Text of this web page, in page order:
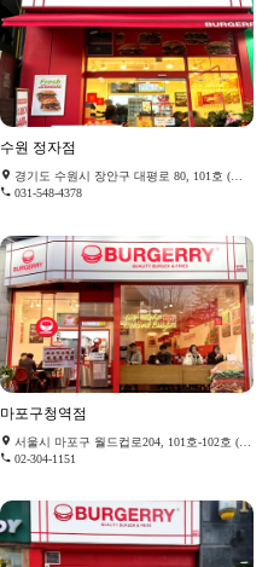
수원 정자점
경기도 수원시 장안구 대평로 80, 101호 (정자동)
031-548-4378
마포구청역점
서울시 마포구 월드컵로204, 101호-102호 (성산동)
02-304-1151